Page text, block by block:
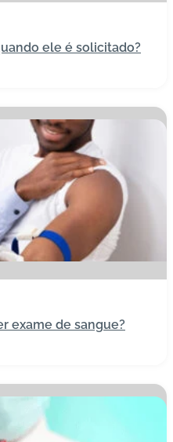
ele é solicitado?
exame de sangue?